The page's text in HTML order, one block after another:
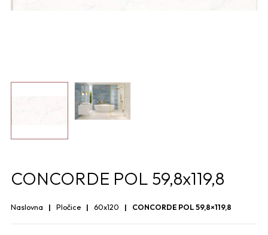
CONCORDE POL 59,8x119,8
Naslovna Pločice 60x120 CONCORDE POL 59,8×119,8